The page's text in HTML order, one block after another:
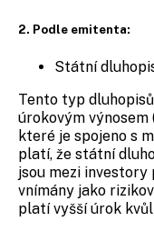
2. Podle emitenta:
Státní
Tento typ
úrokovým výnosem
které je spojeno s
platí, že státní
jsou mezi
vnímány jako
platí vyšší úrok